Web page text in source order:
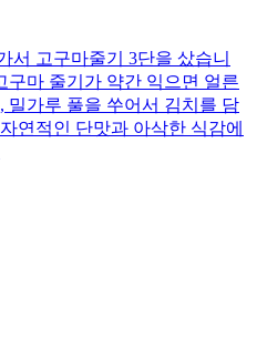
서 고구마줄기 3단을 샀습니
구마 줄기가 약간 익으면 얼른
밀가루 풀을 쑤어서 김치를 담
연적인 단맛과 아삭한 식감에